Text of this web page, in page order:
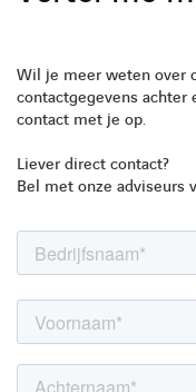
Wil je meer weten over
contactgegevens achter
contact met je op.
Liever direct contact?
Bel met onze adviseurs